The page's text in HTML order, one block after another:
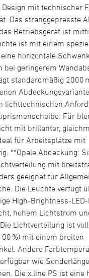
mit technischer
Das stranggepresste
Betriebsgerät ist
ist mit einem
horizontale
bei geringerem
standardmäßig 2000
lichttechnischen
Für
mit brillanter,
für Arbeitsplätze mit
**Opale Abdeckung:
mit
geeignet für
Die Leuchte verfügt
High-Brightness-
hohem Lichtstrom
Lichtverteilung ist
%) mit einem breiten
Andere
wie
Die x.line PS ist eine